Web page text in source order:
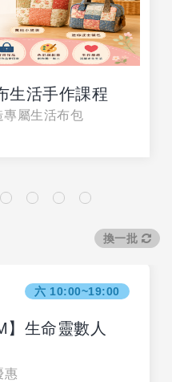
生活手作課程
專屬生活布包
換一批
六 10:00~19:00
】生命靈數人
惠